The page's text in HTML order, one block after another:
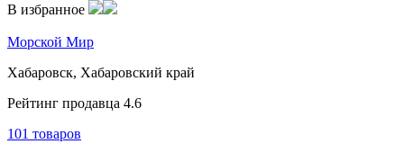
В избранное
Морской Мир
Хабаровск, Хабаровский край
Рейтинг продавца 4.6
101 товаров